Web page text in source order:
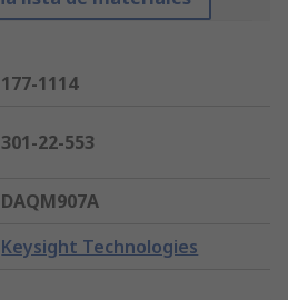
177-1114
301-22-553
DAQM907A
Keysight Technologies